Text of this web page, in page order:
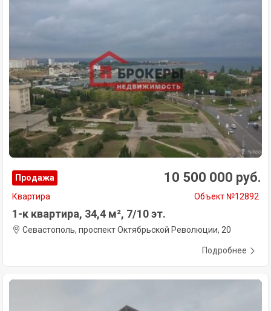
Продажа 10 500 000 руб.
Квартира Объект №12892
1-к квартира, 34,4 м², 7/10 эт.
Севастополь, проспект Октябрьской Революции, 20
Подробнее